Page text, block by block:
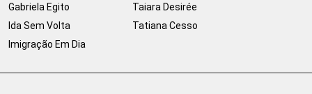
Gabriela Egito
Ida Sem Volta
Imigração Em Dia
Taiara Desirée
Tatiana Cesso